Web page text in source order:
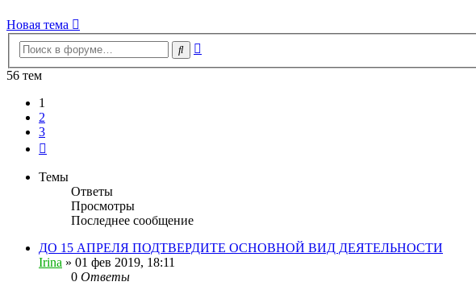
Новая тема
Поиск
56 тем
1
2
3
Темы
Ответы
Просмотры
Последнее сообщение
ДО 15 АПРЕЛЯ ПОДТВЕРДИТЕ ОСНОВНОЙ ВИД ДЕЯТЕЛЬНОСТИ
Irina » 01 фев 2019, 18:11
0 Ответы